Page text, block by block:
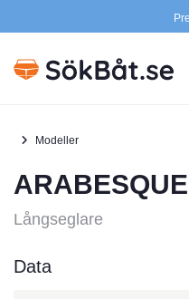
Modeller
Långseglare
Data